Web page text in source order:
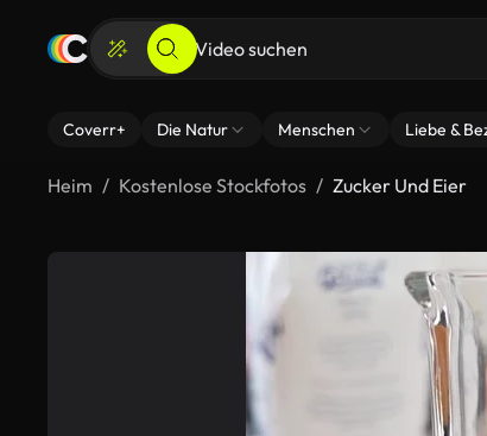
Coverr+ Die Natur Menschen Liebe &
Heim Kostenlose Stockfotos Zucker Und Eier